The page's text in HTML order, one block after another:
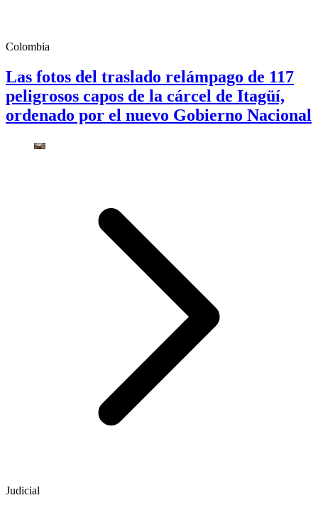
Colombia
Las fotos del traslado relámpago de 117
peligrosos capos de la cárcel de Itagüí,
ordenado por el nuevo Gobierno Nacional
Judicial